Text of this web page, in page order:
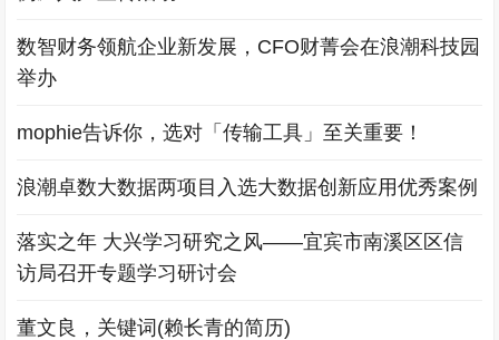
数智财务领航企业新发展，CFO财菁会在浪潮科技园
举办
mophie告诉你，选对「传输工具」至关重要！
浪潮卓数大数据两项目入选大数据创新应用优秀案例
落实之年 大兴学习研究之风——宜宾市南溪区区信
访局召开专题学习研讨会
董文良，关键词(赖长青的简历)